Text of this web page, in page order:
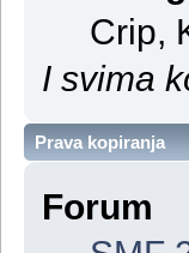
Crip,
I svima
Prava kopiranja
Forum